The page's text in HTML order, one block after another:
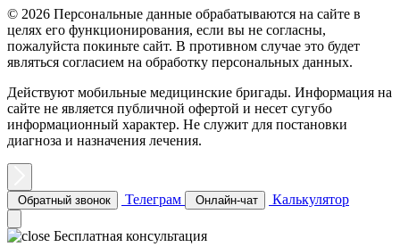
© 2026 Персональные данные обрабатываются на сайте в
целях его функционирования, если вы не согласны,
пожалуйста покиньте сайт. В противном случае это будет
являться согласием на обработку персональных данных.
Действуют мобильные медицинские бригады. Информация на
сайте не является публичной офертой и несет сугубо
информационный характер. Не служит для постановки
диагноза и назначения лечения.
Обратный звонок Телеграм Онлайн-чат Калькулятор
Бесплатная консультация